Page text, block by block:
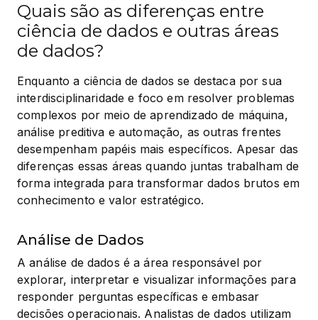
Quais são as diferenças entre
ciência de dados e outras áreas
de dados?
Enquanto a ciência de dados se destaca por sua
interdisciplinaridade e foco em resolver problemas
complexos por meio de aprendizado de máquina,
análise preditiva e automação, as outras frentes
desempenham papéis mais específicos. Apesar das
diferenças essas áreas quando juntas trabalham de
forma integrada para transformar dados brutos em
conhecimento e valor estratégico.
Análise de Dados
A análise de dados é a área responsável por
explorar, interpretar e visualizar informações para
responder perguntas específicas e embasar
decisões operacionais. Analistas de dados utilizam